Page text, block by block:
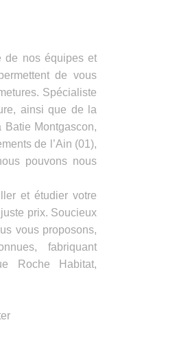
de nos équipes et
de vous
Spécialiste
ainsi que de la
Montgascon,
de l’Ain (01),
pouvons nous
et étudier votre
prix. Soucieux
vous proposons,
fabriquant
Roche Habitat,